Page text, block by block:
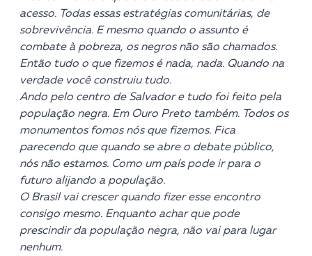
acesso. Todas essas estratégias comunitárias, de
sobrevivência. E mesmo quando o assunto é
combate à pobreza, os negros não são chamados.
Então tudo o que fizemos é nada, nada. Quando na
verdade você construiu tudo.
Ando pelo centro de Salvador e tudo foi feito pela
população negra. Em Ouro Preto também. Todos os
monumentos fomos nós que fizemos. Fica
parecendo que quando se abre o debate público,
nós não estamos. Como um país pode ir para o
futuro alijando a população.
O Brasil vai crescer quando fizer esse encontro
consigo mesmo. Enquanto achar que pode
prescindir da população negra, não vai para lugar
nenhum.